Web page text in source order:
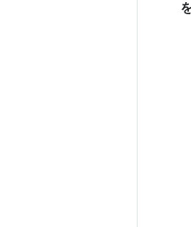
ヤムチ
「ピッ
フラン
悟空
天下